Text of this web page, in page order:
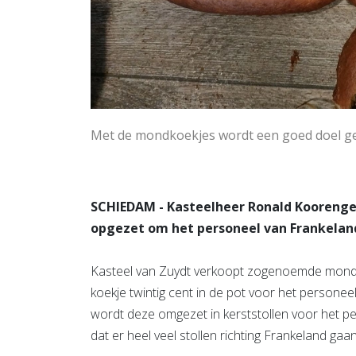
Met de mondkoekjes wordt een goed doel
SCHIEDAM - Kasteelheer Ronald
opgezet om het personeel van
Kasteel van Zuydt verkoopt zogenoemde
koekje twintig cent in de pot voor het
wordt deze omgezet in kerststollen voor het
dat er heel veel stollen richting Frankeland